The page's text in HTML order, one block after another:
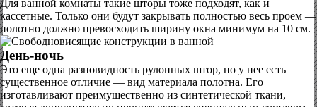
Для ванной комнаты такие шторы тоже подходят, как и
кассетные. Только они будут закрывать полностью весь проем —
полотно должно превосходить ширину окна минимум на 10 см.
День-ночь
Это еще одна разновидность рулонных штор, но у нее есть
существенное отличие — вид материала полотна. Его
изготавливают преимущественно из синтетической ткани,